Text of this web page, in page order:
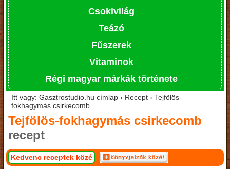
Csokivilág
Teázó
Fűszerek
Vitaminok
Régi magyar márkák története
Itt vagy: Gasztrostudio.hu címlap › Recept › Tejfölös-
fokhagymás csirkecomb
Tejfölös-fokhagymás csirkecomb
recept
Kedvenc receptek közé